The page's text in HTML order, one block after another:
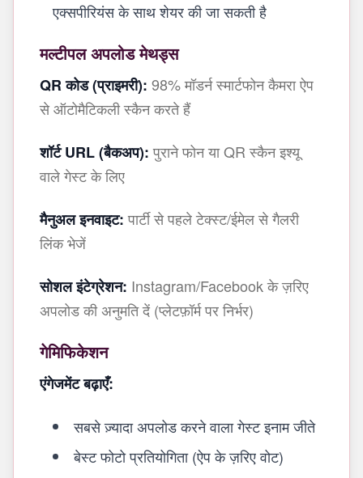
एक्सपीरियंस के साथ शेयर की जा सकती है
मल्टीपल अपलोड मेथड्स
QR कोड (प्राइमरी): 98% मॉडर्न स्मार्टफोन कैमरा ऐप
से ऑटोमैटिकली स्कैन करते हैं
शॉर्ट URL (बैकअप):पुराने फोन या QR स्कैन इश्यू
वाले गेस्ट के लिए
मैनुअल इनवाइट:पार्टी से पहले टेक्स्ट/ईमेल से गैलरी
लिंक भेजें
सोशल इंटेग्रेशन: Instagram/Facebook के ज़रिए
अपलोड की अनुमति दें (प्लेटफ़ॉर्म पर निर्भर)
गेमिफिकेशन
एंगेजमेंट बढ़ाएँ:
सबसे ज़्यादा अपलोड करने वाला गेस्ट इनाम जीते
बेस्ट फोटो प्रतियोगिता (ऐप के ज़रिए वोट)